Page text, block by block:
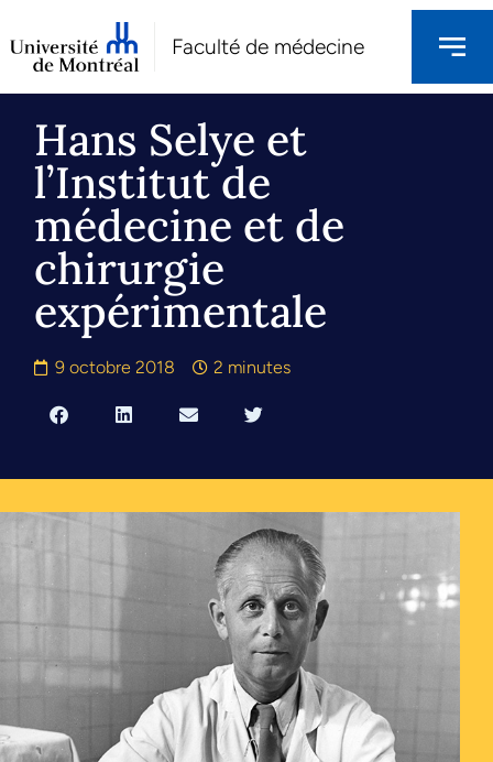
Faculté de médecine
Hans Selye et
l’Institut de
médecine et de
chirurgie
expérimentale
9 octobre 2018 2 minutes